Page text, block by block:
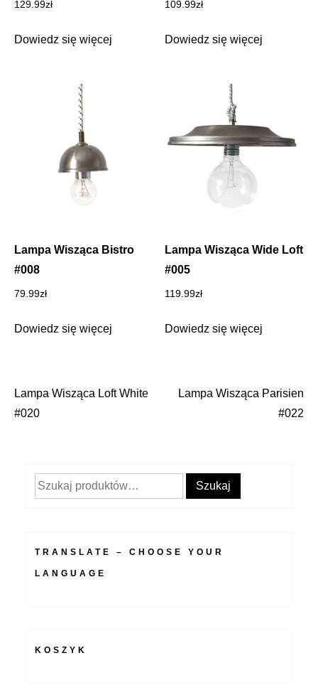
129.99zł
Dowiedz się więcej
109.99zł
Dowiedz się więcej
Lampa Wisząca Bistro
#008
79.99zł
Dowiedz się więcej
Lampa Wisząca Wide Loft
#005
119.99zł
Dowiedz się więcej
Nawigacja
Lampa Wisząca Loft White
#020
Lampa Wisząca Parisien
#022
Szukaj: Szukaj
TRANSLATE – CHOOSE YOUR
LANGUAGE
KOSZYK